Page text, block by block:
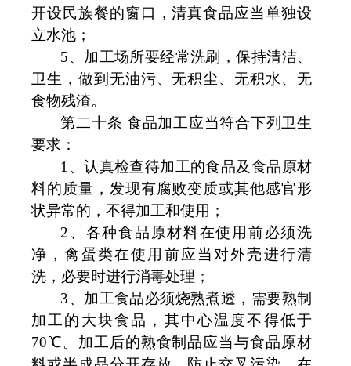
开设民族餐的窗口，清真食品应当单独设
立水池；
5、加工场所要经常洗刷，保持清洁、
卫生，做到无油污、无积尘、无积水、无
食物残渣。
第二十条 食品加工应当符合下列卫生
要求：
1 、认真检查待加工的食品及食品原材
料的质量，发现有腐败变质或其他感官形
状异常的，不得加工和使用；
2 、各种食品原材料在使用前必须洗
净，禽蛋类在使用前应当对外壳进行清
洗，必要时进行消毒处理；
3、加工食品必须烧熟煮透，需要熟制
加工的大块食品，其中心温度不得低于
70℃。加工后的熟食制品应当与食品原材